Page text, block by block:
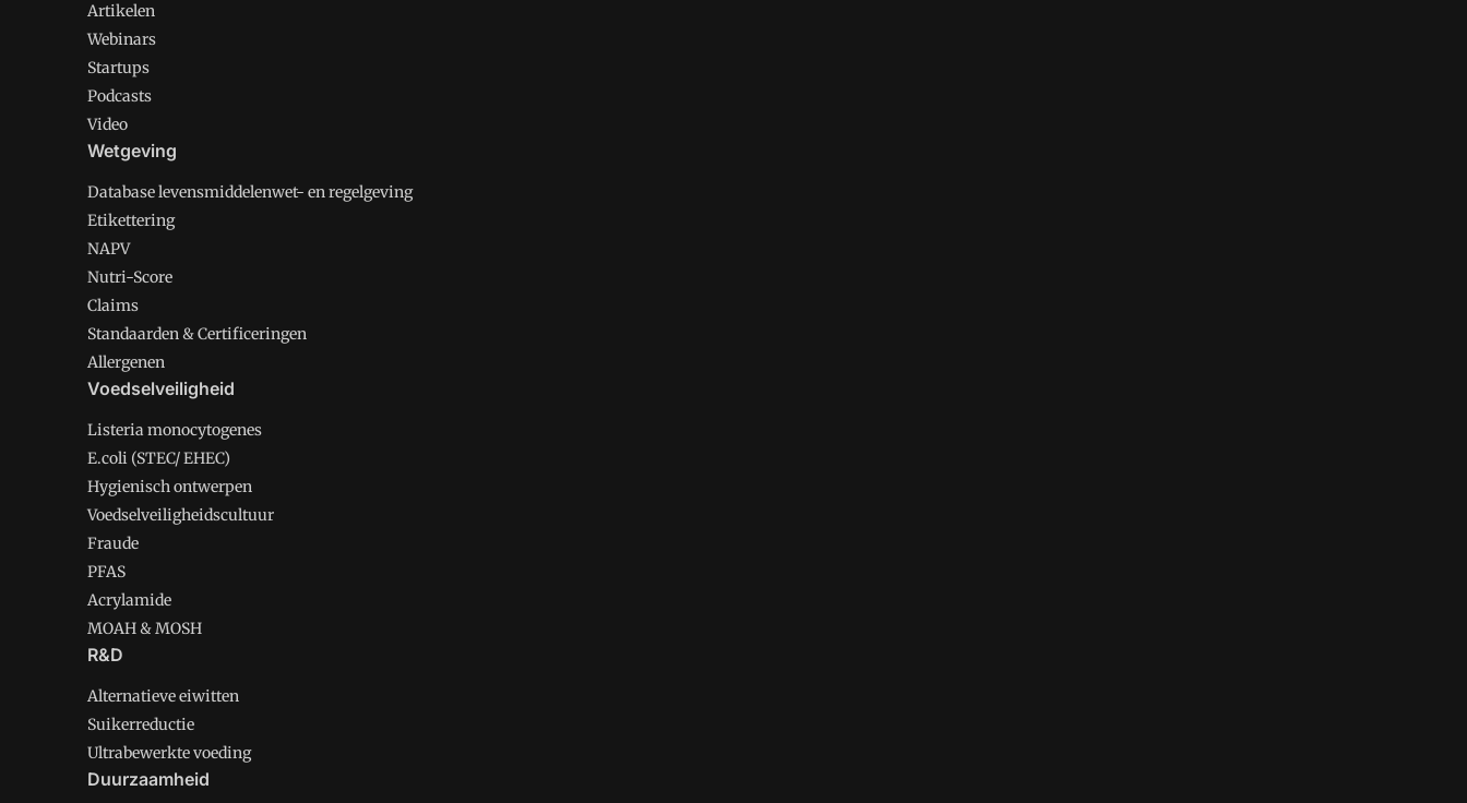
Artikelen
Webinars
Startups
Podcasts
Video
Wetgeving
Database levensmiddelenwet- en regelgeving
Etikettering
NAPV
Nutri-Score
Claims
Standaarden & Certificeringen
Allergenen
Voedselveiligheid
Listeria monocytogenes
E.coli (STEC/ EHEC)
Hygienisch ontwerpen
Voedselveiligheidscultuur
Fraude
PFAS
Acrylamide
MOAH & MOSH
R&D
Alternatieve eiwitten
Suikerreductie
Ultrabewerkte voeding
Duurzaamheid